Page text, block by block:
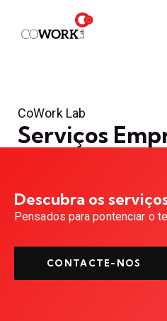
CoWork Lab
Serviços
Descubra os
Pensados para pontenciar o
CONTACTE-NOS